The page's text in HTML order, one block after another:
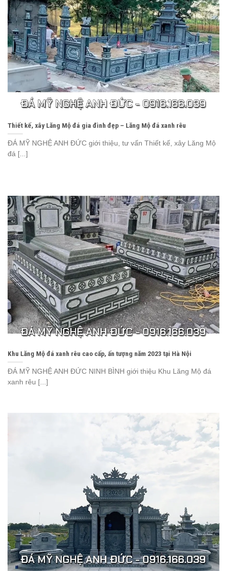
Thiết kế, xây Lăng Mộ đá gia đình đẹp – Lăng Mộ đá xanh rêu
ĐÁ MỸ NGHỆ ANH ĐỨC giới thiệu, tư vấn Thiết kế, xây Lăng Mộ
đá [...]
Khu Lăng Mộ đá xanh rêu cao cấp, ấn tượng năm 2023 tại Hà Nội
ĐÁ MỸ NGHỆ ANH ĐỨC NINH BÌNH giới thiệu Khu Lăng Mộ đá
xanh rêu [...]